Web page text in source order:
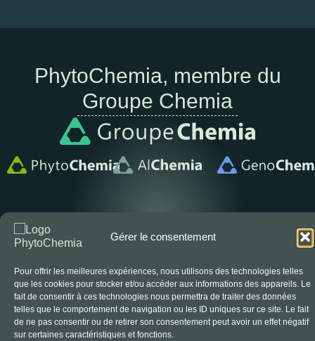
Gérer le consentement
Pour offrir les meilleures expériences, nous utilisons des technologies telles
que les cookies pour stocker et/ou accéder aux informations des appareils. Le
fait de consentir à ces technologies nous permettra de traiter des données
telles que le comportement de navigation ou les ID uniques sur ce site. Le fait
de ne pas consentir ou de retirer son consentement peut avoir un effet négatif
sur certaines caractéristiques et fonctions.
PhytoChemia, membre du
Groupe Chemia
© 2026 PhytoChemia. Tous droits réservés. Propulsé par OYÉ
Blogue
Contact